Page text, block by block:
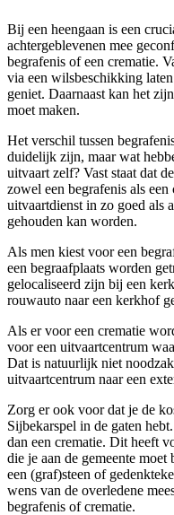
Bij een heengaan is een
achtergeblevenen mee
begrafenis of een crematie.
via een wilsbeschikking
geniet. Daarnaast kan het
moet maken.
Het verschil tussen
duidelijk zijn, maar wat
uitvaart zelf? Vast staat dat
zowel een begrafenis als
uitvaartdienst in zo goed als
gehouden kan worden.
Als men kiest voor een
een begraafplaats worden
gelocaliseerd zijn bij een
rouwauto naar een kerkhof
Als er voor een crematie
voor een uitvaartcentrum
Dat is natuurlijk niet
uitvaartcentrum naar een
Zorg er ook voor dat je de
Sijbekarspel in de gaten
dan een crematie. Dit heeft
die je aan de gemeente
een (graf)steen of
wens van de overledene
begrafenis of crematie.